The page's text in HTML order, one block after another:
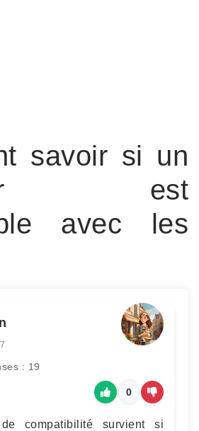
savoir si un
est
avec les
: 19
0
compatibilité survient si